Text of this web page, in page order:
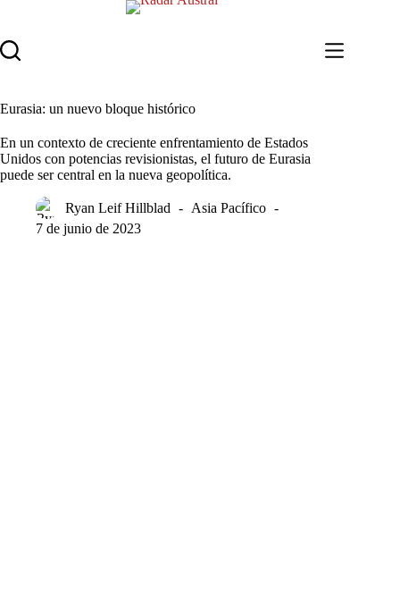
contenido
Eurasia: un nuevo bloque histórico
En un contexto de creciente enfrentamiento de Estados
Unidos con potencias revisionistas, el futuro de Eurasia
puede ser central en la nueva geopolítica.
Ryan Leif Hillblad
Asia Pacífico
7 de junio de 2023